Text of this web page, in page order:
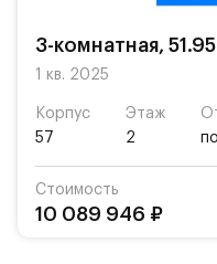
возможность
Для автомобилистов
Территория квартала
осуществляется по
3-комнатная,
1 кв. 2025
Корпус
57
Этаж
2
Стоимость
10 089 946 ₽